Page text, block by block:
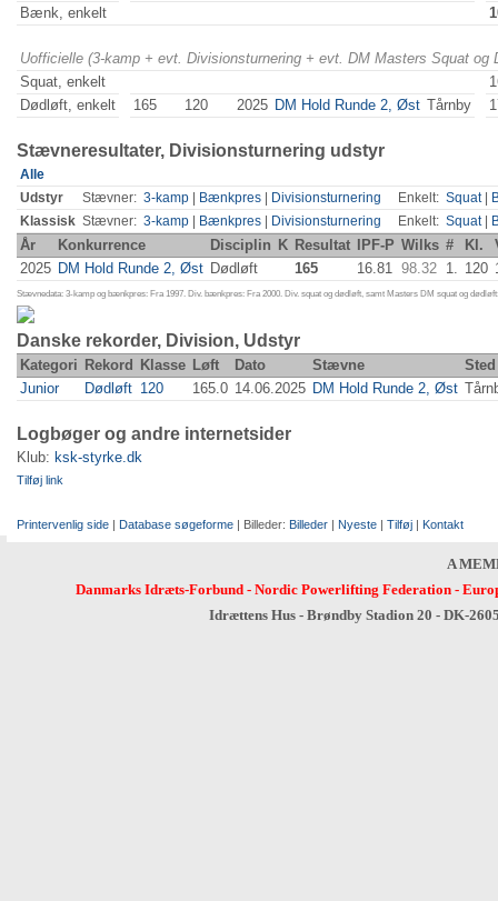
Bænk, enkelt
Uofficielle (3-kamp + evt. Divisionsturnering + evt. DM Masters Squat
Squat, enkelt
Dødløft, enkelt
165 120 2025 DM Hold Runde 2, Øst Tårnby
Stævneresultater, Divisionsturnering udstyr
Alle
Udstyr
Stævner: 3-kamp Bænkpres Divisionsturnering Enkelt: Squat|
Klassisk Stævner: 3-kamp Bænkpres Divisionsturnering Enkelt: Squat|
År Konkurrence Disciplin K Resultat IPF-P Wilks # Kl.
2025 DM Hold Runde 2, Øst Dødløft 165 16.81 98.32 1. 120
Stævnedata: 3-kamp og bænkpres: Fra 1997. Div. bænkpres: Fra 2000. Div. squat og dødløft, samt Masters DM squat og
Danske rekorder, Division, Udstyr
Kategori Rekord Klasse Løft Dato Stævne
Sted
Junior
Dødløft 120 165.0 14.06.2025 DM Hold Runde 2, Øst
Logbøger og andre internetsider
Klub: ksk-styrke.dk
Tilføj link
Printervenlig side | Database søgeforme | Billeder: Billeder | Nyeste | Tilføj | Kontakt
A
Danmarks Idræts-Forbund- Nordic Powerlifting Federation-
Idrættens Hus - Brøndby Stadion 20 - DK-